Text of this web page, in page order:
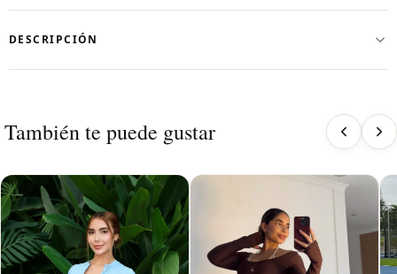
DESCRIPCIÓN
en nylon de alta resistencia con un alto porcentaje de
elongación que se adapta a diferentes formas y necesidades.
comodidad incluso en actividades de alto rendimiento.
El escote estratégico aporta sensualidad sin sacrificar
funcionalidad.
Incluye copas y hebillas graduables, que garantizan un
ajuste perfecto y máxima seguridad.
También te puede gustar